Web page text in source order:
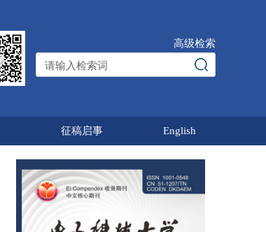
高级检索
征稿启事 English